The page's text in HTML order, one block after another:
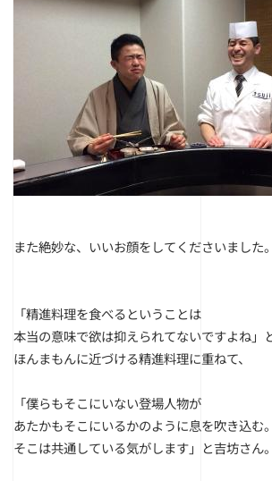
また絶妙な、いいお顔をしてくださいました。
「精進料理を食べるということは
本当の意味で欲は抑えられてないですよね」
ほんまもんに近づける精進料理に重ねて、
「僕らもそこにいない登場人物が
あたかもそこにいるかのように息を吹き込む。
そこは共通している気がします」と吉坊さん。